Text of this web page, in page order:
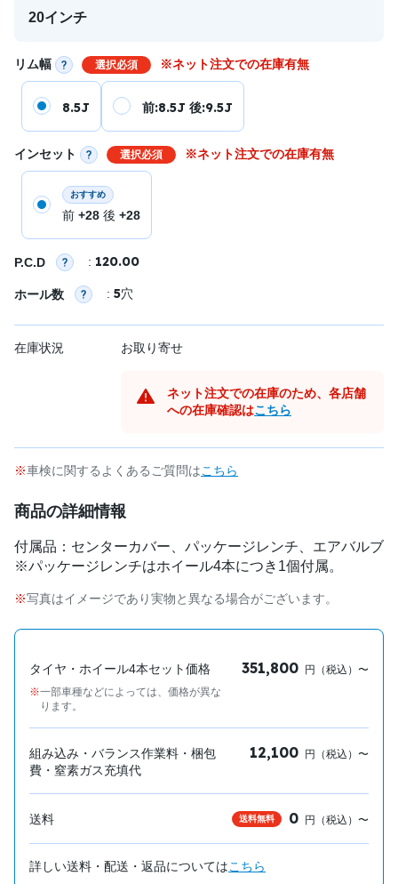
20インチ
リム幅 選択必須 ※ネット注文での在庫有無
8.5J 前:8.5J 後:9.5J
インセット 選択必須 ※ネット注文での在庫有無
おすすめ
前 +28 後 +28
P.C.D : 120.00
ホール数 : 5穴
在庫状況 お取り寄せ
ネット注文での在庫のため、各店舗
への在庫確認はこちら
車検に関するよくあるご質問はこちら
商品の詳細情報
付属品：センターカバー、パッケージレンチ、エアバルブ
※パッケージレンチはホイール4本につき1個付属。
写真はイメージであり実物と異なる場合がございます。
タイヤ・ホイール4本セット価格
一部車種などによっては、価格が異な
ります。
351,800 円（税込）〜
組み込み・バランス作業料・梱包
費・窒素ガス充填代
12,100 円（税込）〜
送料 送料無料 0 円（税込）〜
詳しい送料・配送・返品についてはこちら